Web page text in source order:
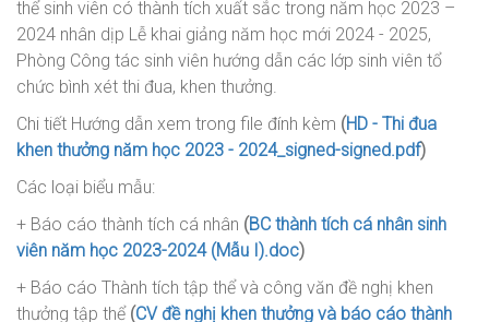
thể sinh viên có thành tích xuất sắc trong năm học 2023 –
2024 nhân dịp Lễ khai giảng năm học mới 2024 - 2025,
Phòng Công tác sinh viên hướng dẫn các lớp sinh viên tổ
chức bình xét thi đua, khen thưởng.
Chi tiết Hướng dẫn xem trong file đính kèm (HD - Thi đua
khen thưởng năm học 2023 - 2024_signed-signed.pdf)
Các loại biểu mẫu:
+ Báo cáo thành tích cá nhân (BC thành tích cá nhân sinh
viên năm học 2023-2024 (Mẫu I).doc)
+ Báo cáo Thành tích tập thể và công văn đề nghị khen
thưởng tập thể (CV đề nghị khen thưởng và báo cáo thành